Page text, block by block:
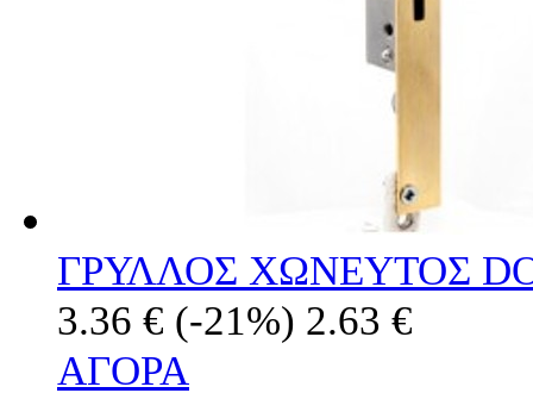
ΓΡΥΛΛΟΣ ΧΩΝΕΥΤΟΣ
3.36 € (-21%) 2.63 €
ΑΓΟΡΑ